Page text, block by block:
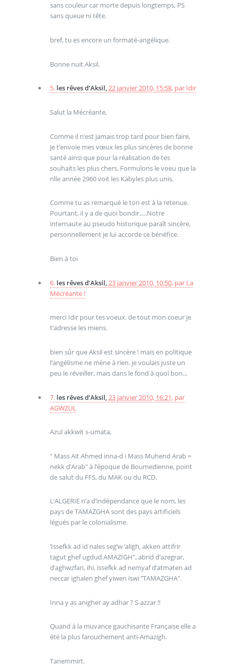
sans couleur car morte depuis longtemps, PS
sans queue ni tête.
bref, tu es encore un formaté-angélique.
Bonne nuit Aksil.
5. les rêves d’Aksil,22 janvier 2010, 15:58, par Idir
Salut la Mécréante,
Comme il n’est jamais trop tard pour bien faire,
je t’envoie mes vœux les plus sincères de bonne
santé ainsi que pour la réalisation de tes
souhaits les plus chers. Formulons le voeu que la
nlle année 2960 voit les Kabyles plus unis.
Comme tu as remarqué le ton est à la retenue.
Pourtant, il y a de quoi bondir.....Notre
internaute au pseudo historique paraît sincère,
personnellement je lui accorde ce bénéfice.
Bien à toi
6. les rêves d’Aksil, 23 janvier 2010, 10:50, par La
Mécréante !
merci Idir pour tes voeux. de tout mon coeur je
t’adresse les miens.
bien sûr que Aksil est sincère ! mais en politique
l’angélisme ne mène à rien. je voulais juste un
peu le réveiller, mais dans le fond à quoi bon...
7. les rêves d’Aksil, 23 janvier 2010, 16:21, par
AGWZUL
Azul akkwit s-umata,
" Mass Aït Ahmed inna-d i Mass Muhend Arab =
nekk d’Arab" à l’époque de Boumedienne, point
de salut du FFS, du MAK ou du RCD.
L’ALGERIE n’a d’indépendance que le nom, les
pays de TAMAZGHA sont des pays artificiels
légués par le colonialisme.
’Issefkk ad id nales seg’w ’aligh, akken attifrir
tagut ghef ugdud AMAZIGH", abrid d’azegrar,
d’aghwzfan, ihi, issefkk ad nemyaf d’atmaten ad
neccar ighalen ghef yiwen iswi ’’TAMAZGHA".
Inna y as anigher ay adhar ? S-azzar !!
Quand à la muvance gauchisante Française elle a
été la plus farouchement anti-Amazigh.
Tanemmirt.